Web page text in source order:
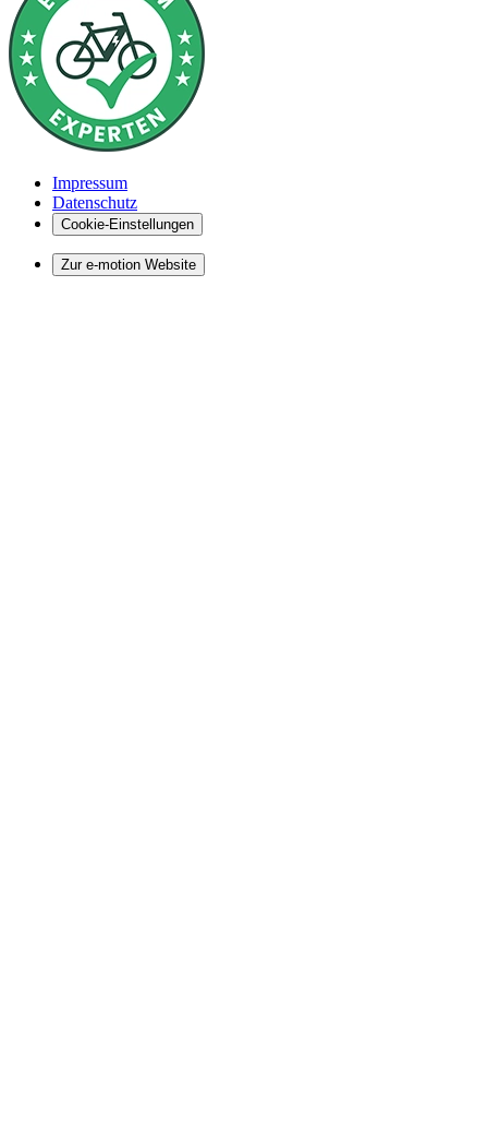
Impressum
Datenschutz
Cookie-Einstellungen
Zur e-motion Website